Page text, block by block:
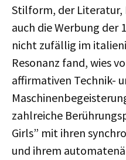
Stilform, der Literatur,
auch die Werbung der
nicht zufällig im
Resonanz fand, wies
affirmativen Technik-
zahlreiche
Girls” mit ihren
und ihrem